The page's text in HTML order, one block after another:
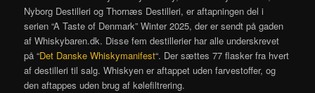
Nyborg Destilleri og Thornæs Destilleri, er aftapningen del i
serien “A Taste of Denmark” Winter 2025, der er sendt på gaden
af Whiskybaren.dk. Disse fem destillerier har alle underskrevet
på “Det Danske Whiskymanifest“. Der sættes 77 flasker fra hvert
af destilleri til salg. Whiskyen er aftappet uden farvestoffer, og
den aftappes uden brug af kølefiltrering.